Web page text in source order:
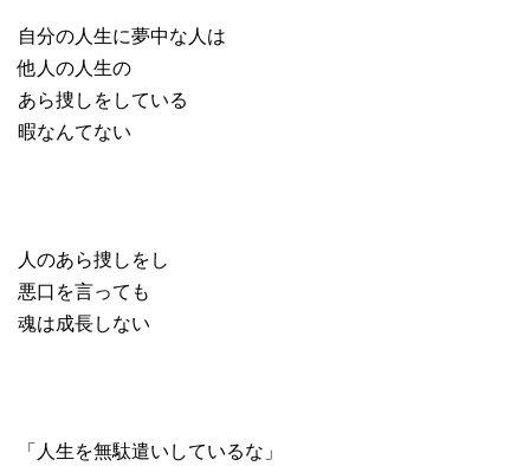
自分の人生に夢中な人は
他人の人生の
あら捜しをしている
暇なんてない
人のあら捜しをし
悪口を言っても
魂は成長しない
「人生を無駄遣いしているな」